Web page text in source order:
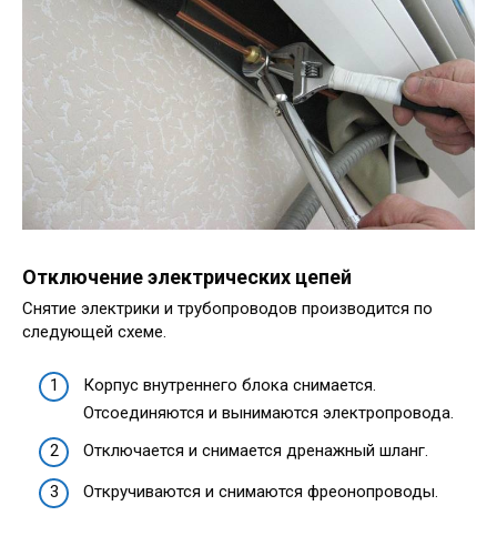
Отключение электрических цепей
Снятие электрики и трубопроводов производится по
следующей схеме.
Корпус внутреннего блока снимается.
Отсоединяются и вынимаются электропровода.
Отключается и снимается дренажный шланг.
Откручиваются и снимаются фреонопроводы.